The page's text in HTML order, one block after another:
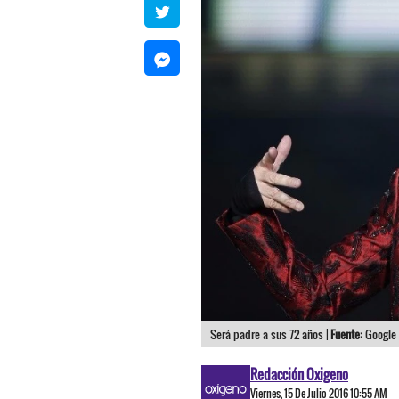
Será padre a sus 72 años |Fuente:Google
Redacción Oxigeno
Viernes, 15 De Julio 2016 10:55 AM